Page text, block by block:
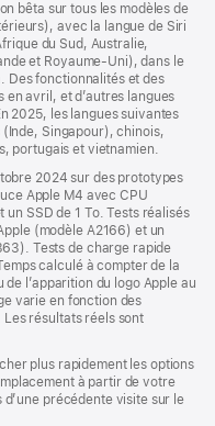
bêta sur tous les modèles de
avec la langue de Siri
du Sud, Australie,
et Royaume-Uni), dans le
Des fonctionnalités et des
en avril, et d’autres langues
2025, les langues suivantes
Singapour), chinois,
portugais et vietnamien.
2024 sur des prototypes
Apple M4 avec CPU
SSD de 1 To. Tests réalisés
(modèle A2166) et un
Tests de charge rapide
calculé à compter de la
l’apparition du logo Apple au
varie en fonction des
résultats réels sont
plus rapidement les options
à partir de votre
d’une précédente visite sur le